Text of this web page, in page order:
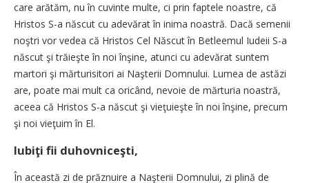
care arătăm, nu în cuvinte multe, ci prin faptele noastre, că
Hristos S-a născut cu adevărat în inima noastră. Dacă semenii
noştri vor vedea că Hristos Cel Născut în Betleemul Iudeii S-a
născut şi trăieşte în noi înşine, atunci cu adevărat suntem
martori şi mărturisitori ai Naşterii Domnului. Lumea de astăzi
are, poate mai mult ca oricând, nevoie de mărturia noastră,
aceea că Hristos S-a născut şi vieţuieşte în noi înşine, precum
şi noi vieţuim în El.
Iubiţi fii duhovniceşti,
În această zi de prăznuire a Naşterii Domnului, zi plină de